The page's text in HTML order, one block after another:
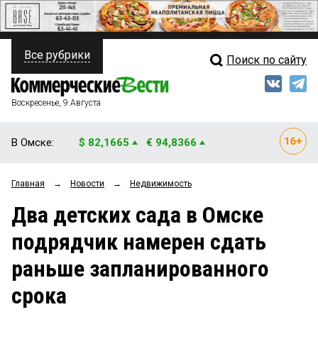
ПОЛИТИКА
ФИНАНСЫ
ОБЩЕСТВО
ЗАКОН
НОВОСТИ КОМПАНИЙ
Свежий выпуск
Мнения
Рейтинги
Блоги
Архив
Все рубрики Поиск по сайту
Воскресенье, 9 Августа
В Омске: $ 82,1665 € 94,8366
Главная → Новости → Недвижимость
Два детских сада в Омске
подрядчик намерен сдать
раньше запланированного
срока